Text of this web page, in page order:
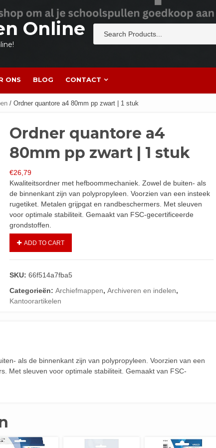
Online
ONS BLOG CONTACT
/ Ordner quantore a4 80mm pp zwart | 1 stuk
Ordner quantore a4
80mm pp zwart | 1 stuk
€26,79
Kwaliteitsordner met hefboommechaniek. Zowel de buiten- als
de binnenkant zijn van polypropyleen. Voorzien van een insteek
rugetiket. Metalen grijpgat en randbeschermers. Met sleuven
voor optimale stabiliteit. Gemaakt van FSC-gecertificeerde
grondstoffen.
ADD TO CART
SKU: 66f514a7fba5
Categorieën: Archiefmappen, Archiveren en indelen,
Kantoorartikelen
als de binnenkant zijn van polypropyleen. Voorzien van een
Met sleuven voor optimale stabiliteit. Gemaakt van FSC-